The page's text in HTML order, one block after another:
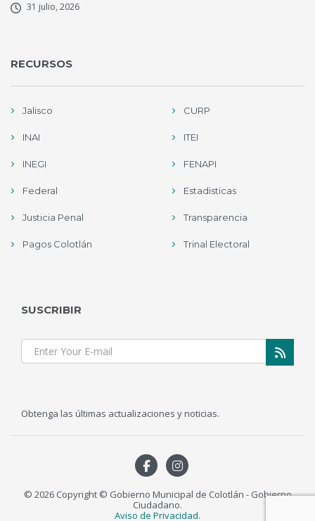
31 julio, 2026
RECURSOS
Jalisco CURP
INAI ITEI
INEGI FENAPI
Federal Estadisticas
Justicia Penal Transparencia
Pagos Colotlán Trinal Electoral
SUSCRIBIR
Obtenga las últimas actualizaciones y noticias.
© 2026 Copyright © Gobierno Municipal de Colotlán - Gobierno
Ciudadano.
Aviso de Privacidad.